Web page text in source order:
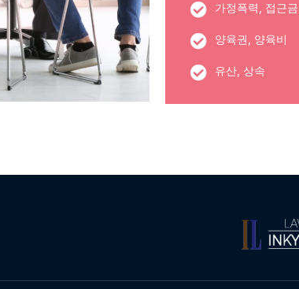
가정폭력, 접근
양육권, 양육비
유산, 상속